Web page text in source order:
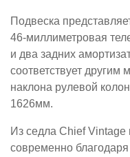
Подвеска
46-миллиметровая
и два задних
соответствует другим
наклона рулевой
1626мм.
Из седла Chief
современно